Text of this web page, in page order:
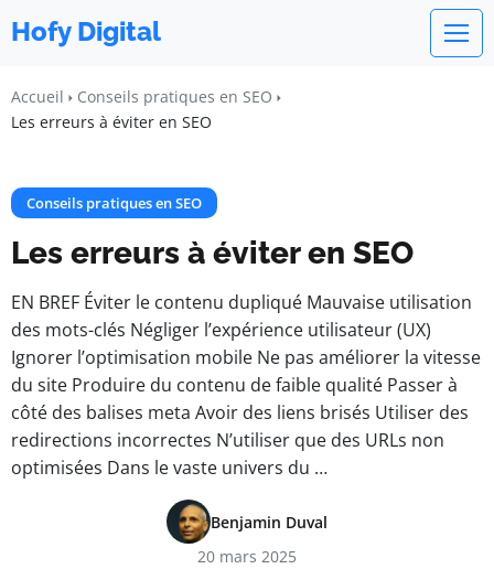
Hofy Digital
Accueil
Conseils pratiques en SEO
Les erreurs à éviter en SEO
Conseils pratiques en SEO
Les erreurs à éviter en SEO
EN BREF Éviter le contenu dupliqué Mauvaise utilisation
des mots-clés Négliger l’expérience utilisateur (UX)
Ignorer l’optimisation mobile Ne pas améliorer la vitesse
du site Produire du contenu de faible qualité Passer à
côté des balises meta Avoir des liens brisés Utiliser des
redirections incorrectes N’utiliser que des URLs non
optimisées Dans le vaste univers du …
Benjamin Duval
20 mars 2025